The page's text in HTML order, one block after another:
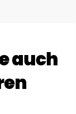
auch